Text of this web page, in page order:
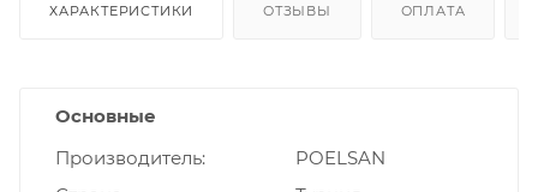
ХАРАКТЕРИСТИКИ ОТЗЫВЫ ОПЛАТА
Основные
Производитель
POELSAN